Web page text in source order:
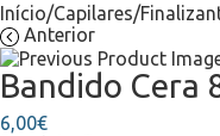
Início/Capilares/
Anterior
Bandido Cera
6,00€